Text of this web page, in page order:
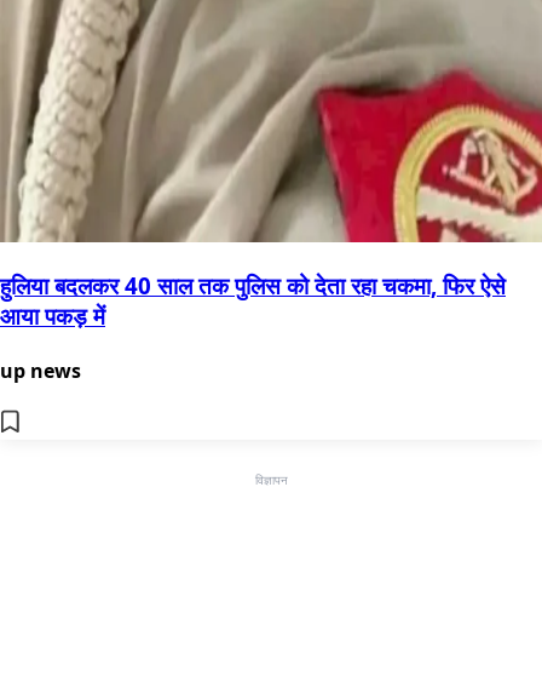
हुलिया बदलकर 40 साल तक पुलिस को देता रहा चकमा, फिर ऐसे
आया पकड़ में
up news
विज्ञापन